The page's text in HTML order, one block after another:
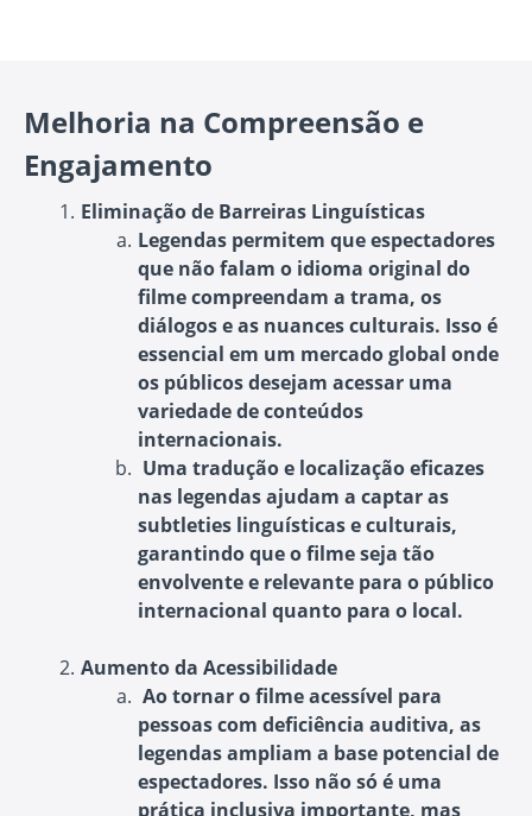
Melhoria na Compreensão e
Engajamento
Eliminação de Barreiras Linguísticas
Legendas permitem que espectadores
que não falam o idioma original do
filme compreendam a trama, os
diálogos e as nuances culturais. Isso é
essencial em um mercado global onde
os públicos desejam acessar uma
variedade de conteúdos
internacionais.
Uma tradução e localização eficazes
nas legendas ajudam a captar as
subtleties linguísticas e culturais,
garantindo que o filme seja tão
envolvente e relevante para o público
internacional quanto para o local.
Aumento da Acessibilidade
Ao tornar o filme acessível para
pessoas com deficiência auditiva, as
legendas ampliam a base potencial de
espectadores. Isso não só é uma
prática inclusiva importante, mas